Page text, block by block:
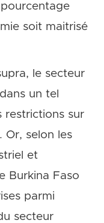
soit maitrisé
le secteur
un tel
restrictions sur
Or, selon les
et
Burkina Faso
parmi
secteur